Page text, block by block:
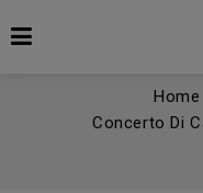
Home
Concerto Di